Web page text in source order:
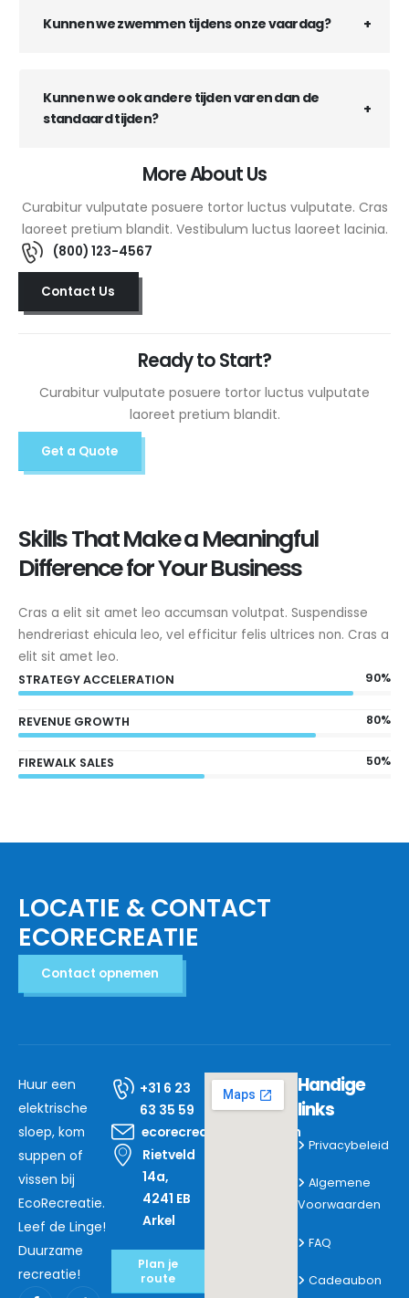
Kunnen we zwemmen tijdens onze vaardag?
Kunnen we ook andere tijden varen dan de
standaard tijden?
More About Us
Curabitur vulputate posuere tortor luctus vulputate. Cras
laoreet pretium blandit. Vestibulum luctus laoreet lacinia.
(800) 123-4567
Contact Us
Ready to Start?
Curabitur vulputate posuere tortor luctus vulputate
laoreet pretium blandit.
Get a Quote
Skills That Make a Meaningful
Difference for Your Business
Cras a elit sit amet leo accumsan volutpat. Suspendisse
hendreriast ehicula leo, vel efficitur felis ultrices non. Cras a
elit sit amet leo.
STRATEGY ACCELERATION 90%
REVENUE GROWTH 80%
FIREWALK SALES 50%
LOCATIE & CONTACT
ECORECREATIE
Contact opnemen
Huur een
elektrische
sloep, kom
suppen of
vissen bij
EcoRecreatie.
Leef de Linge!
Duurzame
recreatie!
+31 6 23
63 35 59
ecorecreatie@mail.com
Rietveld
14a,
4241 EB
Arkel
Plan je
route
Handige
links
Privacybeleid
Algemene
Voorwaarden
FAQ
Cadeaubon